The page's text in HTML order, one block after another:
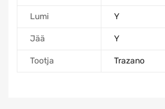
Lumi Y
Jää Y
Tootja Trazano